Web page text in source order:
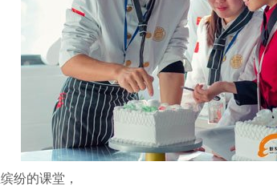
纷的课堂，